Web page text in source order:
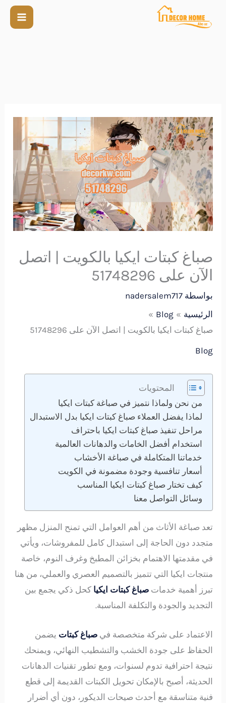
صباغ كبتات ايكيا بالكويت | اتصل
الآن على 51748296
بواسطة nadersalem717
الرئيسية
Blog
صباغ كبتات ايكيا بالكويت | اتصل الآن على 51748296
Blog
المحتويات
من نحن ولماذا نتميز في صباغة كبتات ايكيا
لماذا يفضل العملاء صباغ كبتات ايكيا بدل الاستبدال
مراحل تنفيذ صباغ كبتات ايكيا باحتراف
استخدام أفضل الخامات والدهانات العالمية
خدماتنا المتكاملة في صباغة الأخشاب
أسعار تنافسية وجودة مضمونة في الكويت
كيف تختار صباغ كبتات ايكيا المناسب
وسائل التواصل معنا
تعد صباغة الأثاث من أهم العوامل التي تمنح المنزل مظهر
متجدد دون الحاجة إلى استبدال كامل للمفروشات، ويأتي
في مقدمتها الاهتمام بخزائن المطبخ وغرف النوم، خاصة
منتجات ايكيا التي تتميز بالتصميم العصري والعملي، من هنا
تبرز أهمية خدماتصباغ كبتات ايكيا كحل ذكي يجمع بين
التجديد والجودة والتكلفة المناسبة.
الاعتماد على شركة متخصصة فيصباغ كبتات يضمن
الحفاظ على جودة الخشب والتشطيب النهائي، ويمنحك
نتيجة احترافية تدوم لسنوات، ومع تطور تقنيات الدهانات
الحديثة، أصبح بالإمكان تحويل الكبتات القديمة إلى قطع
فنية متناسقة مع أحدث صيحات الديكور، دون أي أضرار